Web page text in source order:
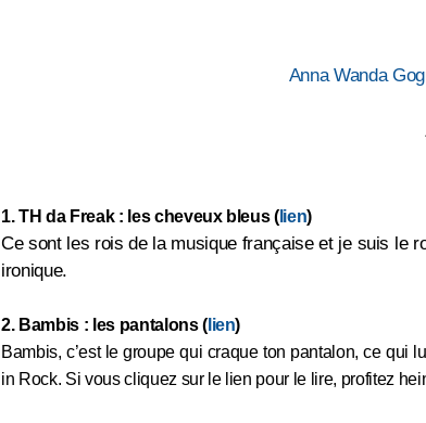
Anna Wanda
1. TH da Freak : les cheveux bleus (lien)
Ce sont les rois de la musique française et je suis le
ironique.
2. Bambis : les pantalons(lien)
Bambis, c’est le groupe qui craque ton pantalon, ce qui
in Rock. Si vous cliquez sur le lien pour le lire, profitez